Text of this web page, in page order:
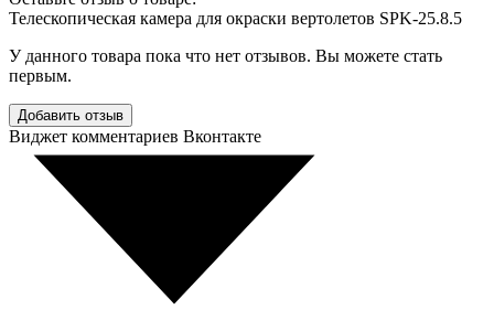
Телескопическая камера для окраски вертолетов SPK-25.8.5
У данного товара пока что нет отзывов. Вы можете стать
первым.
Добавить отзыв
Виджет комментариев Вконтакте